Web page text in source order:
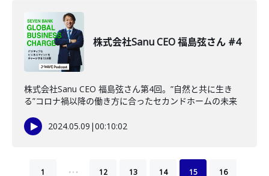
株式会社Sanu CEO 福島弦さん #4
株式会社Sanu CEO 福島弦さん第4回。”自然と共に生き
る”コロナ禍以降の働き方に合ったセカンドホームの未来
2024.05.09 |00:10:02
1 … 12 13 14 15 16